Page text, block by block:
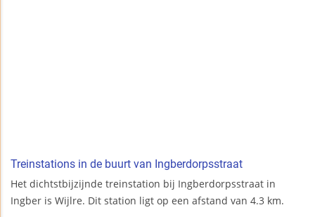
Treinstations in de buurt van Ingberdorpsstraat
Het dichtstbijzijnde treinstation bij Ingberdorpsstraat in
Ingber is Wijlre. Dit station ligt op een afstand van 4.3 km.